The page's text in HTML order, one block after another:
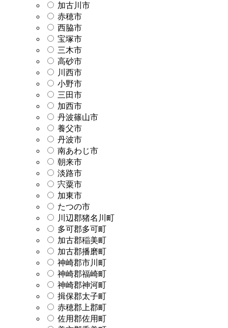
加古川市
赤穂市
西脇市
宝塚市
三木市
高砂市
川西市
小野市
三田市
加西市
丹波篠山市
養父市
丹波市
南あわじ市
朝来市
淡路市
宍粟市
加東市
たつの市
川辺郡猪名川町
多可郡多可町
加古郡稲美町
加古郡播磨町
神崎郡市川町
神崎郡福崎町
神崎郡神河町
揖保郡太子町
赤穂郡上郡町
佐用郡佐用町